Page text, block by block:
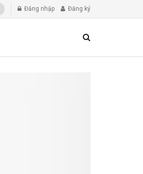
Đăng nhập Đăng ký